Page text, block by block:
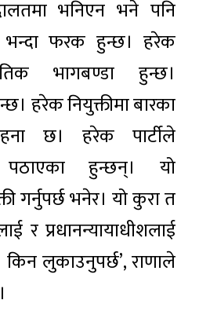
भनिएन भने पनि
भन्दा फरक हुन्छ। हरेक
भागबण्डा हुन्छ।
हरेक नियुक्तीमा बारका
छ। हरेक पार्टीले
हुन्छन्। यो
गर्नुपर्छ भनेर। यो कुरा त
र प्रधानन्यायाधीशलाई
लुकाउनुपर्छ’, राणाले